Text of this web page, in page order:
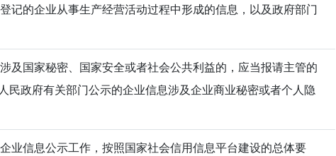
记的企业从事生产经营活动过程中形成的信息，以及政府部门
及国家秘密、国家安全或者社会公共利益的，应当报请主管的
政府有关部门公示的企业信息涉及企业商业秘密或者个人隐
业信息公示工作，按照国家社会信用信息平台建设的总体要